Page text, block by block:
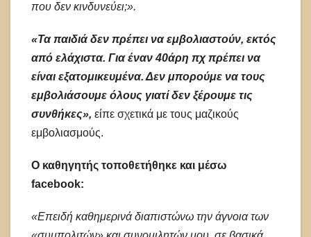
που δεν κινδυνεύει;».
«Τα παιδιά δεν πρέπει να εμβολιαστούν, εκτός
από ελάχιστα. Για έναν 40άρη πχ πρέπει να
είναι εξατομικευμένα. Δεν μπορούμε να τους
εμβολιάσουμε όλους γιατί δεν ξέρουμε τις
συνθήκες», είπε σχετικά με τους μαζικούς
εμβολιασμούς.
Ο καθηγητής τοποθετήθηκε και μέσω
facebook:
«Επειδή καθημερινά διαπιστώνω την άγνοια των